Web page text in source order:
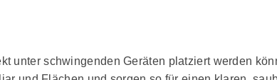
unter schwingenden Geräten platziert werden